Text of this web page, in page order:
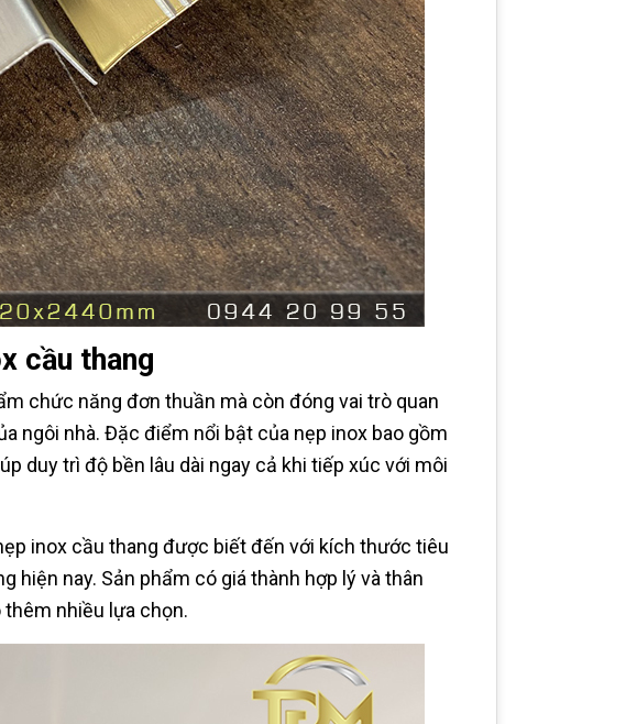
cầu thang
chức năng đơn thuần mà còn đóng vai trò quan
ngôi nhà. Đặc điểm nổi bật của nẹp inox bao gồm
duy trì độ bền lâu dài ngay cả khi tiếp xúc với môi
inox cầu thang được biết đến với kích thước tiêu
hiện nay. Sản phẩm có giá thành hợp lý và thân
nhiều lựa chọn.